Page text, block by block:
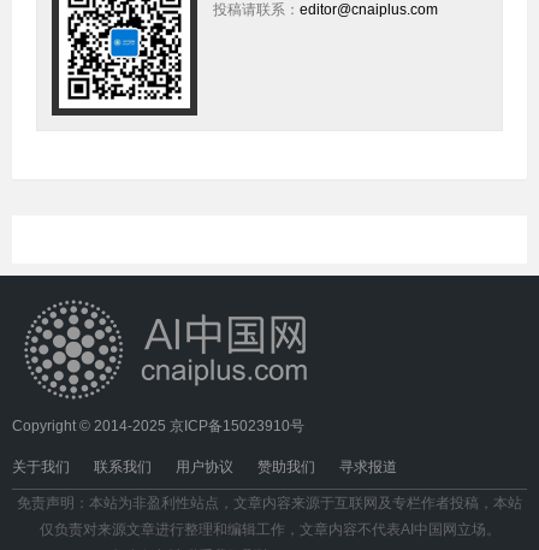
投稿请联系： editor@cnaiplus.com
Copyright © 2014-2025 京ICP备15023910号
关于我们 联系我们 用户协议 赞助我们 寻求报道
免责声明：本站为非盈利性站点，文章内容来源于互联网及专栏作者投稿，本站
仅负责对来源文章进行整理和编辑工作，文章内容不代表AI中国网立场。